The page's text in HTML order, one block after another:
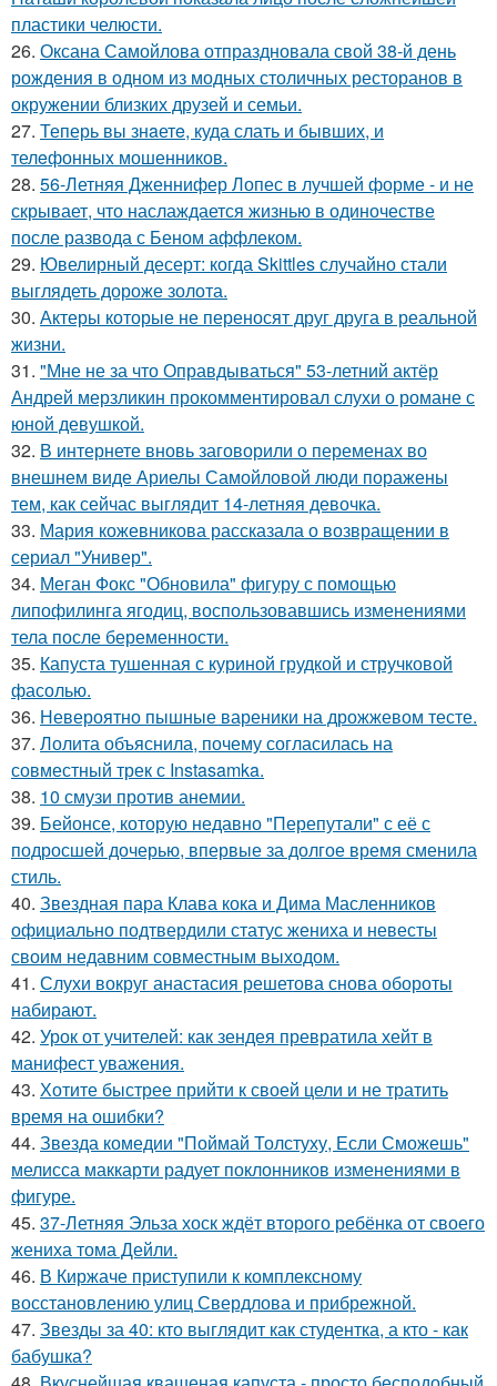
пластики челюсти.
26. Оксана Самойлова отпраздновала свой 38-й день
рождения в одном из модных столичных ресторанов в
окружении близких друзей и семьи.
27. Теперь вы знaетe, куда слать и бывших, и
телeфонныx мошенников.
28. 56-Летняя Дженнифер Лопес в лучшей форме - и не
скрывает, что наслаждается жизнью в одиночестве
после развода с Беном аффлеком.
29. Ювелирный десерт: когда Skittles случайно стали
выглядеть дороже золота.
30. Актеры которые не переносят друг друга в реальной
жизни.
31. "Мне не за что Оправдываться" 53-летний актёр
Андрей мерзликин прокомментировал слухи о романе с
юной девушкой.
32. В интернете вновь заговорили о переменах во
внешнем виде Ариелы Самойловой люди поражены
тем, как сейчас выглядит 14-летняя девочка.
33. Мария кожевникова рассказала о возвращении в
сериал "Универ".
34. Меган Фокс "Обновила" фигуру с помощью
липофилинга ягодиц, воспользовавшись изменениями
тела после беременности.
35. Капуста тушенная с куриной грудкой и стручковой
фасолью.
36. Невероятно пышные вареники на дрожжевом тесте.
37. Лолита объяснила, почему согласилась на
совместный трек с Instasamka.
38. 10 смузи против анемии.
39. Бейонсе, которую недавно "Перепутали" с её с
подросшей дочерью, впервые за долгое время сменила
стиль.
40. Звездная пара Клава кока и Дима Масленников
официально подтвердили статус жениха и невесты
своим недавним совместным выходом.
41. Слухи вокруг анастасия решетова снова обороты
набирают.
42. Урок от учителей: как зендея превратила хейт в
манифест уважения.
43. Хотите быстрее прийти к своей цели и не тратить
время на ошибки?
44. Звезда комедии "Поймай Толстуху, Если Сможешь"
мелисса маккарти радует поклонников изменениями в
фигуре.
45. 37-Летняя Эльза хоск ждёт второго ребёнка от своего
жениха тома Дейли.
46. В Киржаче приступили к комплексному
восстановлению улиц Свердлова и прибрежной.
47. Звезды за 40: кто выглядит как студентка, а кто - как
бабушка?